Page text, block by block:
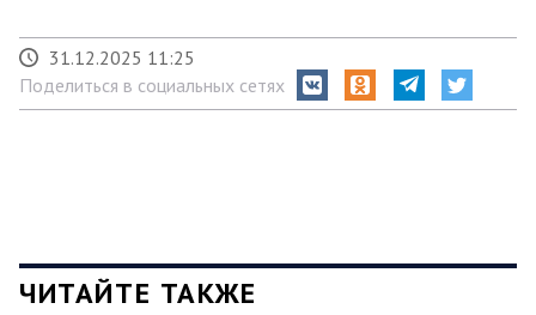
31.12.2025 11:25
Поделиться в социальных сетях
ЧИТАЙТЕ ТАКЖЕ